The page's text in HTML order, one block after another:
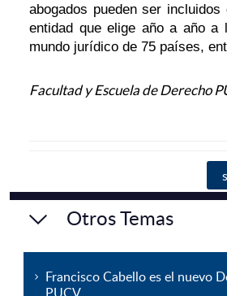
abogados pueden ser
entidad que elige año a año a
mundo jurídico de 75 países,
Facultad y Escuela de Derecho
Otros Temas
Francisco Cabello es el nuevo